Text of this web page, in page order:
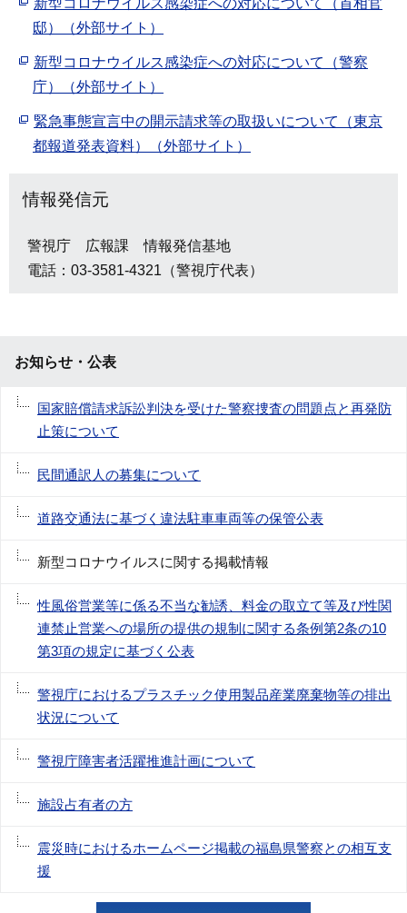
新型コロナウイルス感染症への対応について（首相官
邸）（外部サイト）
新型コロナウイルス感染症への対応について（警察
庁）（外部サイト）
緊急事態宣言中の開示請求等の取扱いについて（東京
都報道発表資料）（外部サイト）
情報発信元
警視庁 広報課 情報発信基地
電話：03-3581-4321（警視庁代表）
お知らせ・公表
国家賠償請求訴訟判決を受けた警察捜査の問題点と再発防
止策について
民間通訳人の募集について
道路交通法に基づく違法駐車車両等の保管公表
新型コロナウイルスに関する掲載情報
性風俗営業等に係る不当な勧誘、料金の取立て等及び性関
連禁止営業への場所の提供の規制に関する条例第2条の10
第3項の規定に基づく公表
警視庁におけるプラスチック使用製品産業廃棄物等の排出
状況について
警視庁障害者活躍推進計画について
施設占有者の方
震災時におけるホームページ掲載の福島県警察との相互支
援